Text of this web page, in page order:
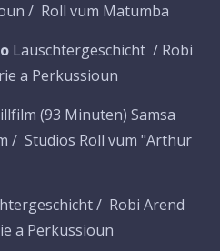
/ Roll vum Matumba
Lauschtergeschicht / Robi
a Perkussioun
(93 Minuten) Samsa
/ Studios Roll vum "Arthur
/ Robi Arend
a Perkussioun